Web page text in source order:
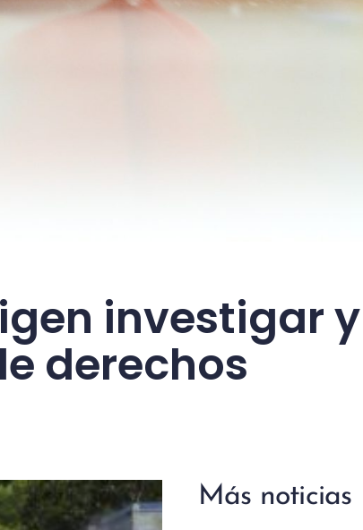
investigar y
derechos
Más noticias